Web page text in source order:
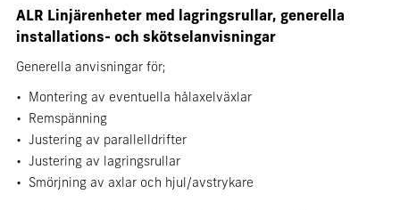
ALR Linjärenheter med lagringsrullar, generella
installations- och skötselanvisningar
Generella anvisningar för;
• Montering av eventuella hålaxelväxlar
• Remspänning
• Justering av parallelldrifter
• Justering av lagringsrullar
• Smörjning av axlar och hjul/avstrykare